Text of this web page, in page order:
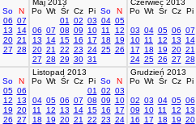
So
N
06 07
13
14
20 21
27 28
Maj 2013
Po Wt Śr Cz Pi So
N
01
02 03 04 05
06 07 08 09 10 11
12
13
14 15 16 17 18
19
20 21 22 23 24 25 26
27 28 29 30 31
Czerwiec 2013
Po Wt Śr Cz Pi
03 04 05 06 07
10 11 12 13 14
17
18 19 20 21
24 25 26 27 28
So
N
05 06
12
13
19 20
26 27
Listopad 2013
Po Wt Śr Cz Pi So
N
01
02 03
04 05 06 07 08 09
10
11
12 13 14 15 16
17
18
19 20 21 22 23 24
Grudzień 2013
Po Wt Śr Cz Pi
02 03 04 05 06
09
10 11 12 13
16
17 18 19 20